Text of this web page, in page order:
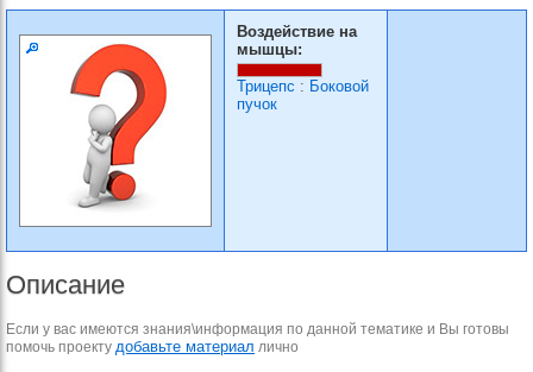
Воздействие на
мышцы:
Трицепс : Боковой
пучок
Описание
Если у вас имеются знания\информация по данной тематике и Вы готовы
помочь проекту добавьте материал лично